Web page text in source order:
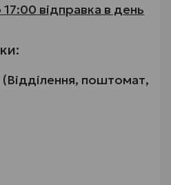
відправка в день
поштомат,